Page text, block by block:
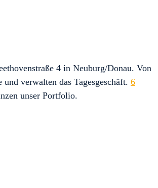
4 in Neuburg/Donau. Von
verwalten das Tagesgeschäft. 6
unser Portfolio.